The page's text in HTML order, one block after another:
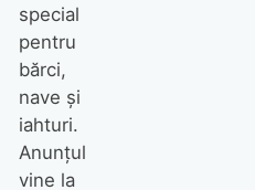
special
pentru
bărci,
nave și
iahturi.
Anunțul
vine la